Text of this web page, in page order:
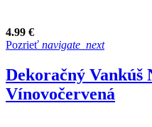
4.99 €
Pozrieť navigate_next
Dekoračný Vankúš
Vínovočervená